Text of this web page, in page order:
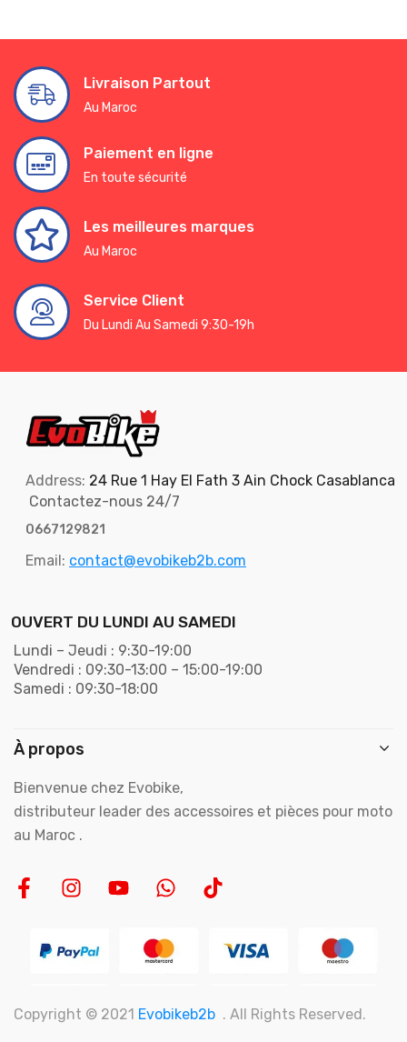
Livraison Partout
Au Maroc
Paiement en ligne
En toute sécurité
Les meilleures marques
Au Maroc
Service Client
Du Lundi Au Samedi 9:30-19h
Address: 24 Rue 1 Hay El Fath 3 Ain Chock Casablanca
Contactez-nous 24/7
0667129821
Email: contact@evobikeb2b.com
OUVERT DU LUNDI AU SAMEDI
Lundi – Jeudi : 9:30-19:00
Vendredi : 09:30-13:00 – 15:00-19:00
Samedi : 09:30-18:00
À propos
Bienvenue chez Evobike,
distributeur leader des accessoires et pièces pour moto
au Maroc .
Copyright © 2021 Evobikeb2b . All Rights Reserved.